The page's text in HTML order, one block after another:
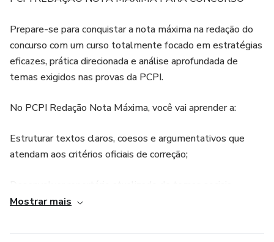
Prepare-se para conquistar a nota máxima na redação do
concurso com um curso totalmente focado em estratégias
eficazes, prática direcionada e análise aprofundada de
temas exigidos nas provas da PCPI.
No PCPI Redação Nota Máxima, você vai aprender a:
Estruturar textos claros, coesos e argumentativos que
atendam aos critérios oficiais de correção;
educacionais, culturais e políticos;
Evitar erros comuns de gramática, pontuação e coesão
Mostrar mais